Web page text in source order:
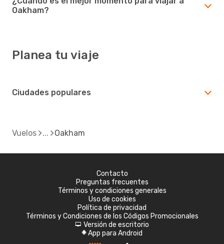
Oakham?
Planea tu viaje
Ciudades populares
Vuelos Oakham
Contacto
Preguntas frecuentes
Términos y condiciones generales
Uso de cookies
Política de privacidad
Términos y Condiciones de los Códigos Promocionales
d Versión de escritorio
A App para Android